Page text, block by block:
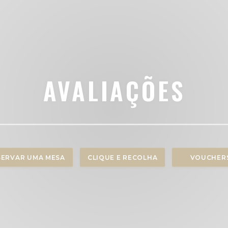
AVALIAÇÕES
UMA MESA CLIQUE E RECOLHA